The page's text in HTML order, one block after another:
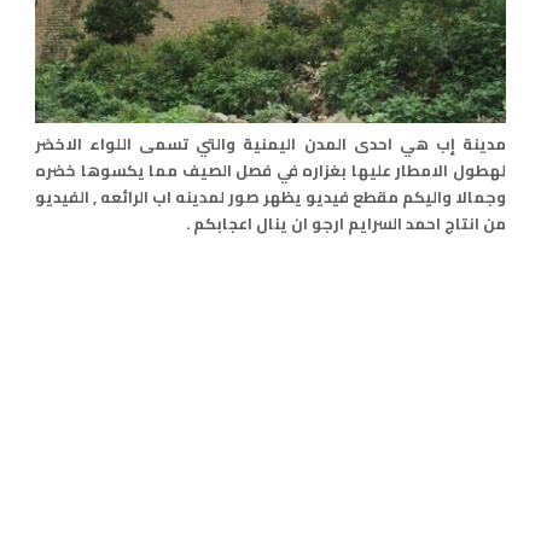
مدينة إب هي احدى المدن اليمنية والتي تسمى اللواء الاخضر
لهطول الامطار عليها بغزاره في فصل الصيف مما يكسوها خضره
وجمالا واليكم مقطع فيديو يظهر صور لمدينه اب الرائعه , الفيديو
من انتاج احمد السرايم ارجو ان ينال اعجابكم .